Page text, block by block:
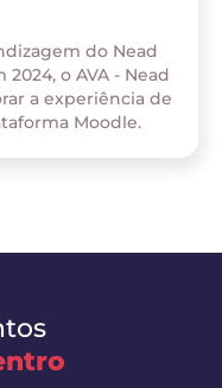
do Nead
o AVA - Nead
a experiência de
Moodle.